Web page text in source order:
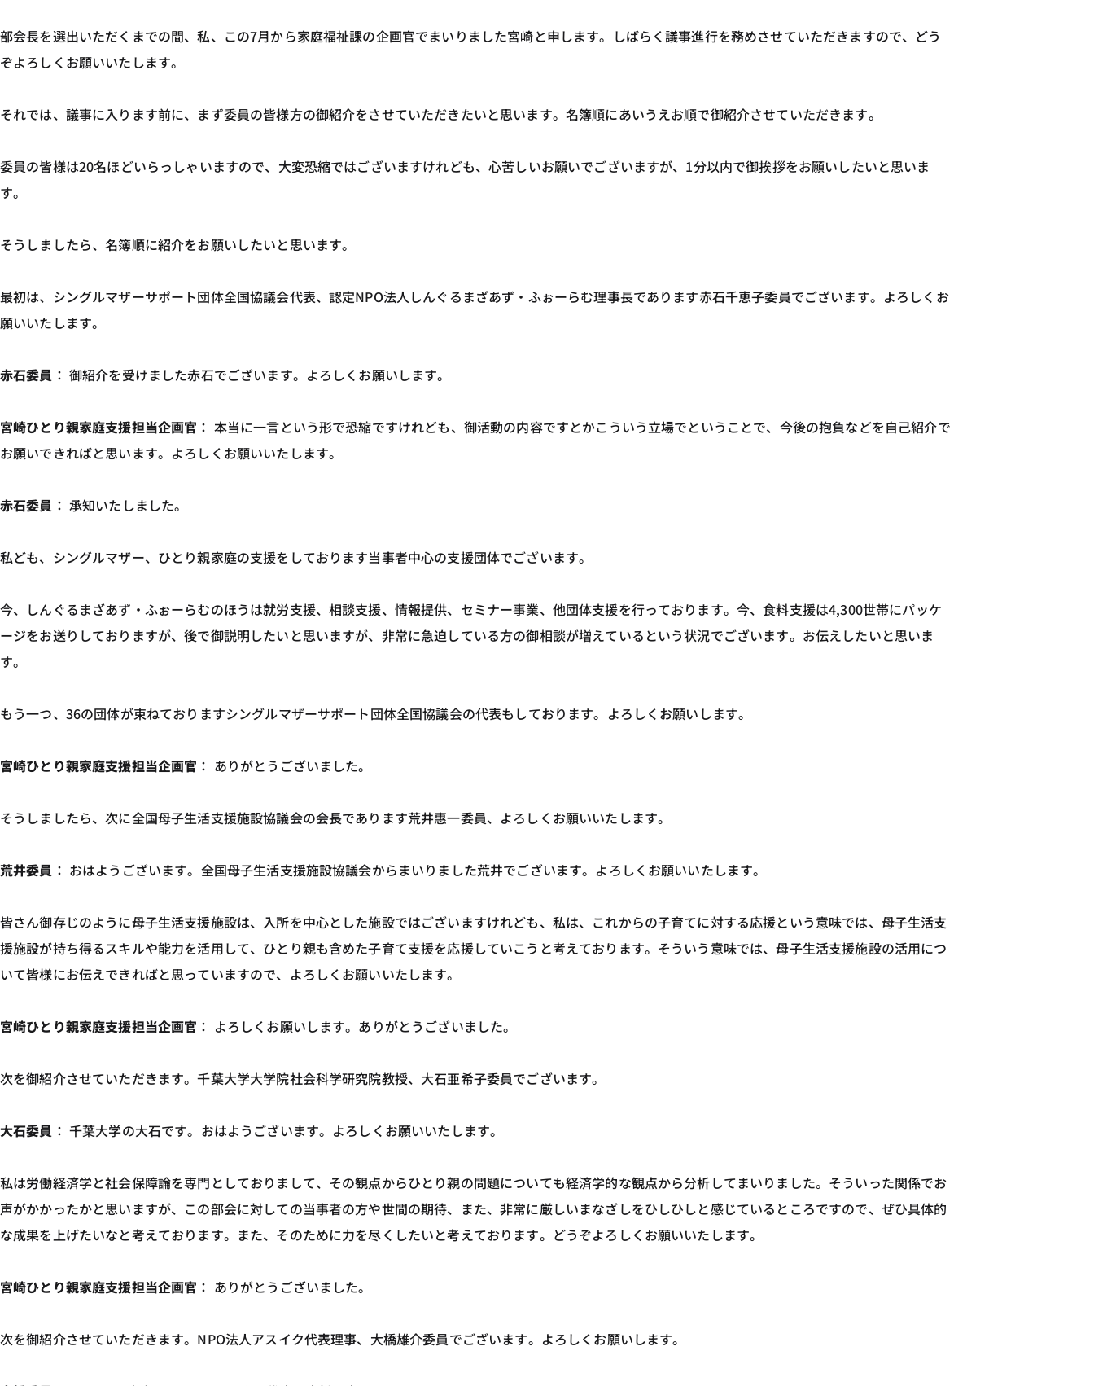
部会長を選出いただくまでの間、私、この7月から家庭福祉課の企画官でまいりました宮崎と申します。しばらく議事進行を務めさせていただきますので、どう
ぞよろしくお願いいたします。
それでは、議事に入ります前に、まず委員の皆様方の御紹介をさせていただきたいと思います。名簿順にあいうえお順で御紹介させていただきます。
委員の皆様は20名ほどいらっしゃいますので、大変恐縮ではございますけれども、心苦しいお願いでございますが、1分以内で御挨拶をお願いしたいと思いま
す。
そうしましたら、名簿順に紹介をお願いしたいと思います。
最初は、シングルマザーサポート団体全国協議会代表、認定NPO法人しんぐるまざあず・ふぉーらむ理事長であります赤石千恵子委員でございます。よろしくお
願いいたします。
赤石委員 ： 御紹介を受けました赤石でございます。よろしくお願いします。
宮崎ひとり親家庭支援担当企画官 ： 本当に一言という形で恐縮ですけれども、御活動の内容ですとかこういう立場でということで、今後の抱負などを自己紹介で
お願いできればと思います。よろしくお願いいたします。
赤石委員 ： 承知いたしました。
私ども、シングルマザー、ひとり親家庭の支援をしております当事者中心の支援団体でございます。
今、しんぐるまざあず・ふぉーらむのほうは就労支援、相談支援、情報提供、セミナー事業、他団体支援を行っております。今、食料支援は4,300世帯にパッケ
ージをお送りしておりますが、後で御説明したいと思いますが、非常に急迫している方の御相談が増えているという状況でございます。お伝えしたいと思いま
す。
もう一つ、36の団体が束ねておりますシングルマザーサポート団体全国協議会の代表もしております。よろしくお願いします。
宮崎ひとり親家庭支援担当企画官 ： ありがとうございました。
そうしましたら、次に全国母子生活支援施設協議会の会長であります荒井惠一委員、よろしくお願いいたします。
荒井委員 ： おはようございます。全国母子生活支援施設協議会からまいりました荒井でございます。よろしくお願いいたします。
皆さん御存じのように母子生活支援施設は、入所を中心とした施設ではございますけれども、私は、これからの子育てに対する応援という意味では、母子生活支
援施設が持ち得るスキルや能力を活用して、ひとり親も含めた子育て支援を応援していこうと考えております。そういう意味では、母子生活支援施設の活用につ
いて皆様にお伝えできればと思っていますので、よろしくお願いいたします。
宮崎ひとり親家庭支援担当企画官 ： よろしくお願いします。ありがとうございました。
次を御紹介させていただきます。千葉大学大学院社会科学研究院教授、大石亜希子委員でございます。
大石委員 ： 千葉大学の大石です。おはようございます。よろしくお願いいたします。
私は労働経済学と社会保障論を専門としておりまして、その観点からひとり親の問題についても経済学的な観点から分析してまいりました。そういった関係でお
声がかかったかと思いますが、この部会に対しての当事者の方や世間の期待、また、非常に厳しいまなざしをひしひしと感じているところですので、ぜひ具体的
な成果を上げたいなと考えております。また、そのために力を尽くしたいと考えております。どうぞよろしくお願いいたします。
宮崎ひとり親家庭支援担当企画官 ： ありがとうございました。
次を御紹介させていただきます。NPO法人アスイク代表理事、大橋雄介委員でございます。よろしくお願いします。